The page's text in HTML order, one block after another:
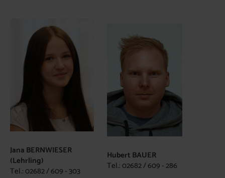
Jana BERNWIESER
(Lehrling)
Tel.: 02682 / 609 - 303
Hubert BAUER
Tel.: 02682 / 609 - 286